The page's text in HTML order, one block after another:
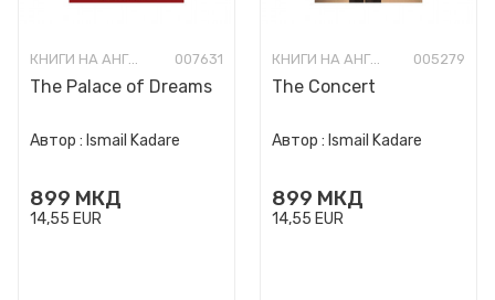
КНИГИ НА АНГЛИСКИ ЈАЗИК 007631
The Palace of Dreams
Автор : Ismail Kadare
899 МКД
14,55 EUR
КНИГИ НА АНГЛИСКИ ЈАЗИК 005279
The Concert
Автор : Ismail Kadare
899 МКД
14,55 EUR